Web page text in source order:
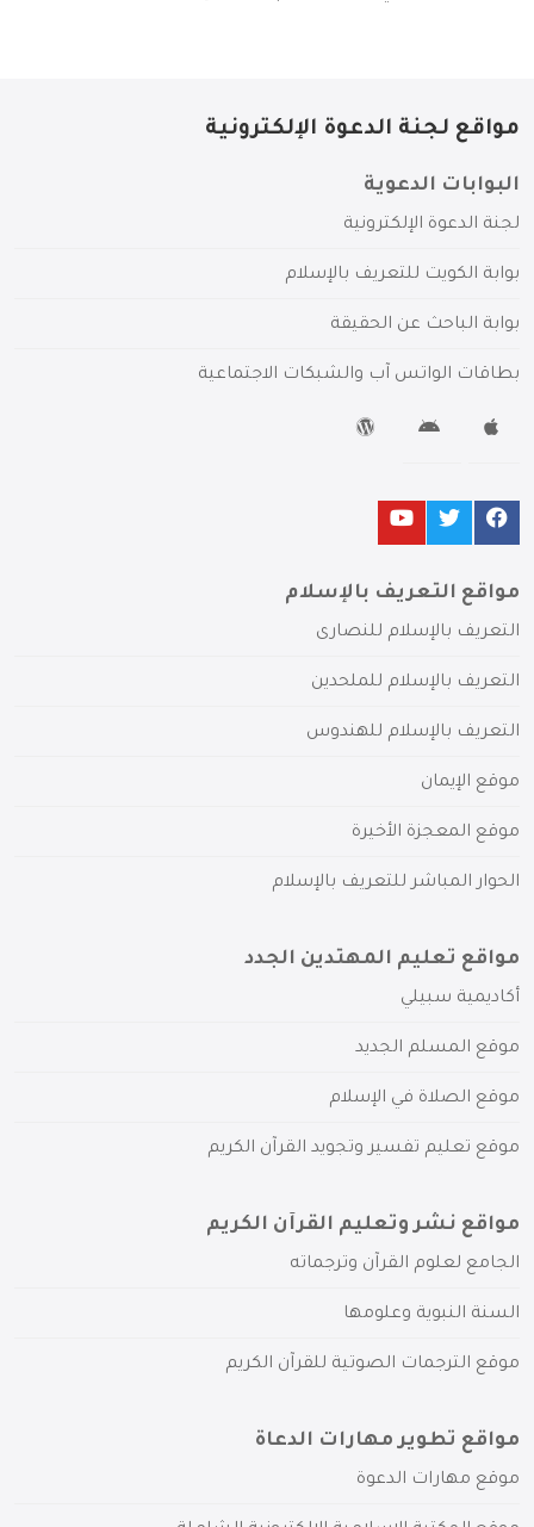
مواقع لجنة الدعوة الإلكترونية
البوابات الدعوية
لجنة الدعوة الإلكترونية
بوابة الكويت للتعريف بالإسلام
بوابة الباحث عن الحقيقة
بطاقات الواتس آب والشبكات الاجتماعية
مواقع التعريف بالإسلام
التعريف بالإسلام للنصارى
التعريف بالإسلام للملحدين
التعريف بالإسلام للهندوس
موقع الإيمان
موقع المعجزة الأخيرة
الحوار المباشر للتعريف بالإسلام
مواقع تعليم المهتدين الجدد
أكاديمية سبيلي
موقع المسلم الجديد
موقع الصلاة في الإسلام
موقع تعليم تفسير وتجويد القرآن الكريم
مواقع نشر وتعليم القرآن الكريم
الجامع لعلوم القرآن وترجماته
السنة النبوية وعلومها
موقع الترجمات الصوتية للقرآن الكريم
مواقع تطوير مهارات الدعاة
موقع مهارات الدعوة